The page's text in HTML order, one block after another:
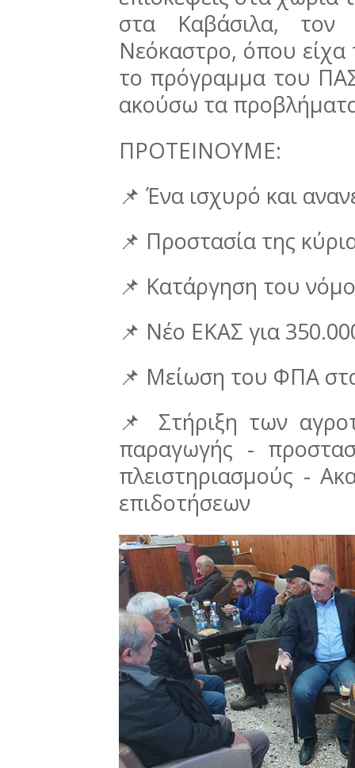
στα Καβάσιλα,
Νεόκαστρο, όπου
το πρόγραμμα του
ακούσω τα
ΠΡΟΤΕΙΝΟΥΜΕ:
📌 Ένα ισχυρό και
📌 Προστασία της
📌 Κατάργηση του
📌 Νέο ΕΚΑΣ για
📌 Μείωση του ΦΠΑ
📌 Στήριξη των
παραγωγής -
πλειστηριασμούς -
επιδοτήσεων